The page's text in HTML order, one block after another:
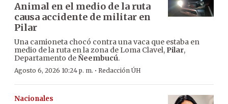
Animal en el medio de la ruta
causa accidente de militar en
Pilar
Una camioneta chocó contra una vaca que estaba en
medio de la ruta en la zona de Loma Clavel, Pilar,
Departamento deÑeembucú.
Agosto 6, 2026 10:24 p. m. · Redacción ÚH
Nacionales